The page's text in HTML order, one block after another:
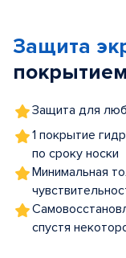
5
Защита
покрытием
Защита для
1 покрытие
по сроку носки
Минимальная
спустя